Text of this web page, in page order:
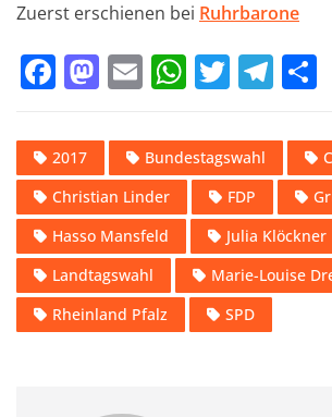
Zuerst erschienen bei Ruhrbarone
F
c
e
b
o
o
k
M
st
o
d
o
n
E
ai
l
W
at
s
A
p
p
T
it
te
r
T
e
gr
a
m
2017 Bundestagswahl
Christian Linder
FDP
Hasso Mansfeld
Julia Klöckner
Landtagswahl
Marie-Louise
Rheinland Pfalz
SPD